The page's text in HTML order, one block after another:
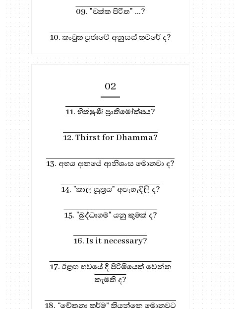
09. "චක්ක පිරිත" ...?
10. කංචුක පූජාවේ අනුසස් කවරේ ද?
02
11. භික්ෂුණී ප්‍රාතිමෝක්ෂය?
12. Thirst for Dhamma?
13. අභය දානයේ ආනිශංස මොනවා ද?
14. "කාල සූත්‍රය" අපැහැදිලි ද?
15. "බුද්ධාගම" යනු කුමක් ද?
16. Is it necessary?
17. ඊළඟ භවයේ දී පිරිමියෙක් වෙන්න
කැමති ද?
18. “චේතනා කර්ම” කියන්නෙ මොනවට